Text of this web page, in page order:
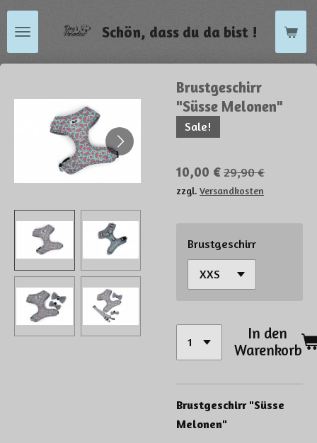
Zum
Hauptinhalt
springen
Schön, dass du da bist !
Brustgeschirr
"Süsse Melonen"
Sale!
10,00 €29,90 €
zzgl. Versandkosten
Brustgeschirr
In den
Warenkorb
Brustgeschirr "Süsse
Melonen"